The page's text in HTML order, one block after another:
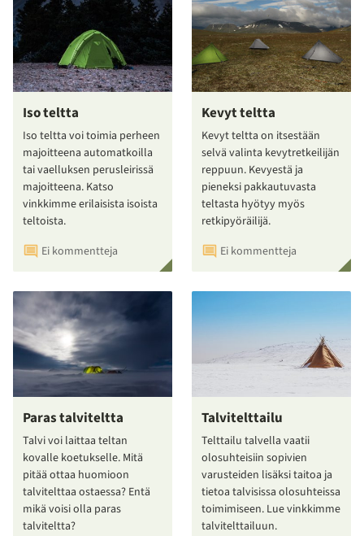
Iso teltta
Iso teltta voi toimia perheen
majoitteena automatkoilla
tai vaelluksen perusleirissä
majoitteena. Katso
vinkkimme erilaisista isoista
teltoista.
Ei kommentteja
Kevyt teltta
Kevyt teltta on itsestään
selvä valinta kevytretkeilijän
reppuun. Kevyestä ja
pieneksi pakkautuvasta
teltasta hyötyy myös
retkipyöräilijä.
Ei kommentteja
Paras talviteltta
Talvi voi laittaa teltan
kovalle koetukselle. Mitä
pitää ottaa huomioon
talvitelttaa ostaessa? Entä
mikä voisi olla paras
talviteltta?
Talvitelttailu
Telttailu talvella vaatii
olosuhteisiin sopivien
varusteiden lisäksi taitoa ja
tietoa talvisissa olosuhteissa
toimimiseen. Lue vinkkimme
talvitelttailuun.